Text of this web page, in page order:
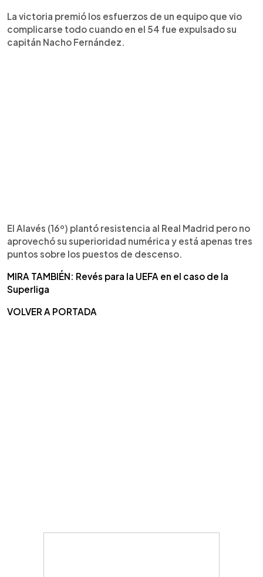
La victoria premió los esfuerzos de un equipo que vio
complicarse todo cuando en el 54 fue expulsado su
capitán Nacho Fernández.
El Alavés (16º) plantó resistencia al Real Madrid pero no
aprovechó su superioridad numérica y está apenas tres
puntos sobre los puestos de descenso.
MIRA TAMBIÉN: Revés para la UEFA en el caso de la
Superliga
VOLVER A PORTADA